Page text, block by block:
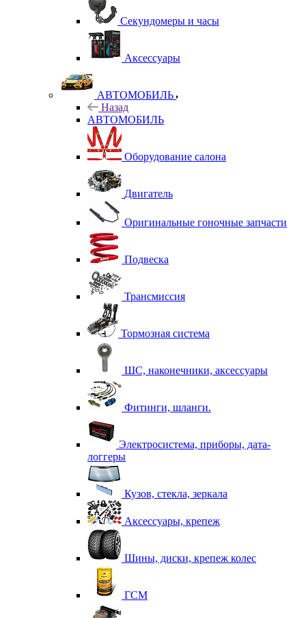
Секундомеры и часы
Аксессуары
АВТОМОБИЛЬ
Назад
АВТОМОБИЛЬ
Оборудование салона
Двигатель
Оригинальные гоночные запчасти
Подвеска
Трансмиссия
Тормозная система
ШС, наконечники, аксессуары
Фитинги, шланги.
Электросистема, приборы, дата-
логгеры
Кузов, стекла, зеркала
Аксессуары, крепеж
Шины, диски, крепеж колес
ГСМ